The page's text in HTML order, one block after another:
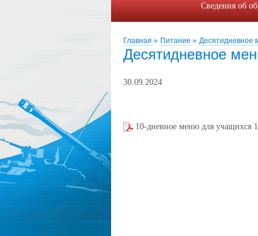
Главная » Питание » Десятидневное
Десятидневное
30.09.2024
10-дневное меню для учащихся
Сведения об